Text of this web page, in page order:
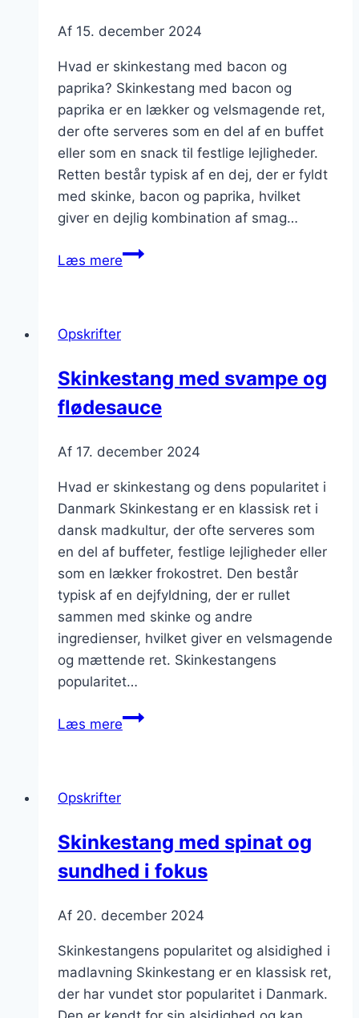
Af 15. december 2024
Hvad er skinkestang med bacon og
paprika? Skinkestang med bacon og
paprika er en lækker og velsmagende ret,
der ofte serveres som en del af en buffet
eller som en snack til festlige lejligheder.
Retten består typisk af en dej, der er fyldt
med skinke, bacon og paprika, hvilket
giver en dejlig kombination af smag…
Læs mereSkinkestang
Opskrifter
Skinkestang med svampe og
flødesauce
Af 17. december 2024
Hvad er skinkestang og dens popularitet i
Danmark Skinkestang er en klassisk ret i
dansk madkultur, der ofte serveres som
en del af buffeter, festlige lejligheder eller
som en lækker frokostret. Den består
typisk af en dejfyldning, der er rullet
sammen med skinke og andre
ingredienser, hvilket giver en velsmagende
og mættende ret. Skinkestangens
popularitet…
Læs mereSkinkestang
Opskrifter
Skinkestang med spinat og
sundhed i fokus
Af 20. december 2024
Skinkestangens popularitet og alsidighed i
madlavning Skinkestang er en klassisk ret,
der har vundet stor popularitet i Danmark.